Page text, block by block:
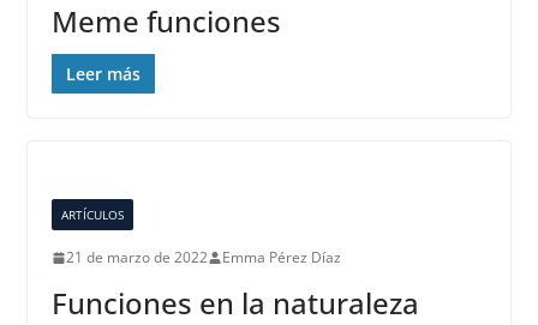
Meme funciones
Leer más
ARTÍCULOS
21 de marzo de 2022 Emma Pérez Díaz
Funciones en la naturaleza